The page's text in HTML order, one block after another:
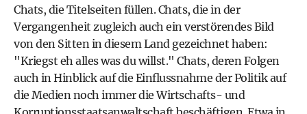
Chats, die Titelseiten füllen. Chats, die in der
Vergangenheit zugleich auch ein verstörendes Bild
von den Sitten in diesem Land gezeichnet haben:
"Kriegst eh alles was du willst." Chats, deren Folgen
auch in Hinblick auf die Einflussnahme der Politik auf
die Medien noch immer dieWirtschafts- und